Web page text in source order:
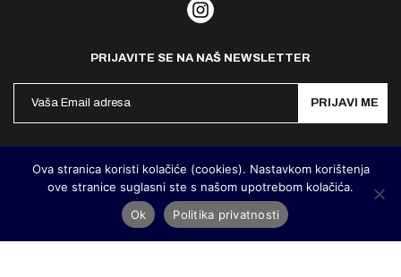
PRIJAVITE SE NA NAŠ NEWSLETTER
PRIJAVI ME
MarieClaire Hrvatska 2026. Designed and developed by Cubes
Ova stranica koristi kolačiće (cookies). Nastavkom korištenja
ove stranice suglasni ste s našom upotrebom kolačića.
Ok
Politika privatnosti